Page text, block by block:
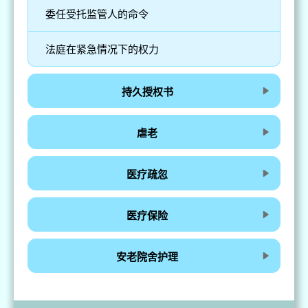
法庭在紧急情况下的权力
委任受托监管人的命令
持久授权书
虐老
医疗疏忽
医疗保险
安老院舍护理